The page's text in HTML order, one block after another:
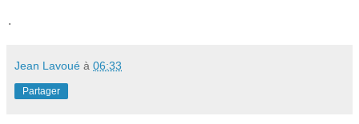
.
Jean Lavoué à 06:33
Partager